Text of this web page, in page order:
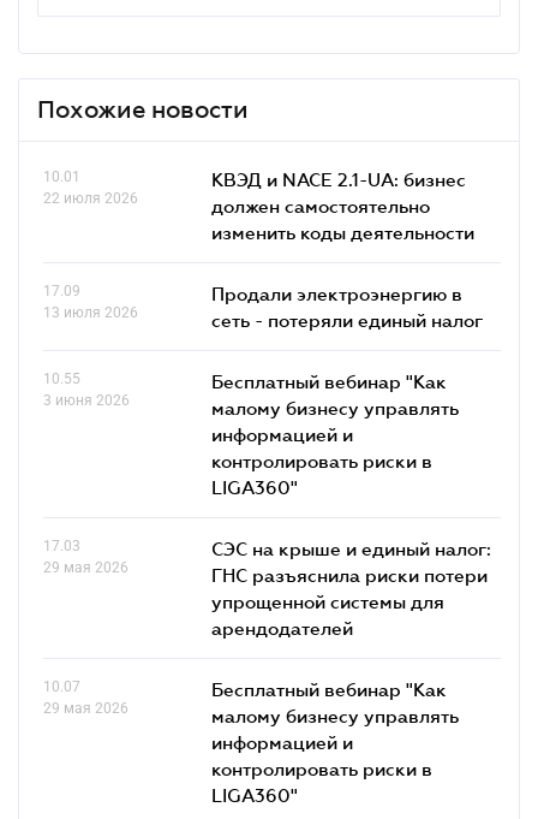
Похожие новости
10.01
22 июля 2026
КВЭД и NACE 2.1-UA: бизнес
должен самостоятельно
изменить коды деятельности
17.09
13 июля 2026
Продали электроэнергию в
сеть - потеряли единый налог
10.55
3 июня 2026
Бесплатный вебинар "Как
малому бизнесу управлять
информацией и
контролировать риски в
LIGA360"
17.03
29 мая 2026
СЭС на крыше и единый налог:
ГНС разъяснила риски потери
упрощенной системы для
арендодателей
10.07
29 мая 2026
Бесплатный вебинар "Как
малому бизнесу управлять
информацией и
контролировать риски в
LIGA360"